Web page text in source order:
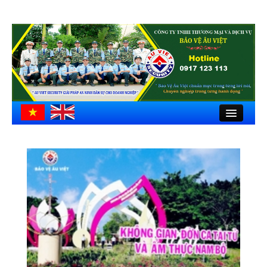
Trang chủ
Giới thiệu
Hồ sơ công ty